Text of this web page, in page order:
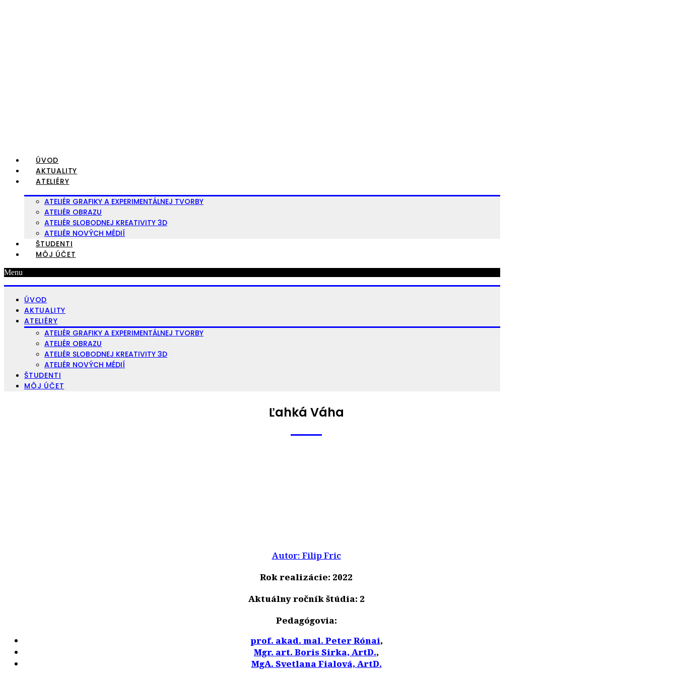
ÚVOD
AKTUALITY
ATELIÉRY
ATELIÉR GRAFIKY A EXPERIMENTÁLNEJ TVORBY
ATELIÉR OBRAZU
ATELIÉR SLOBODNEJ KREATIVITY 3D
ATELIÉR NOVÝCH MÉDIÍ
ŠTUDENTI
MÔJ ÚČET
Menu
ÚVOD
AKTUALITY
ATELIÉRY
ATELIÉR GRAFIKY A EXPERIMENTÁLNEJ TVORBY
ATELIÉR OBRAZU
ATELIÉR SLOBODNEJ KREATIVITY 3D
ATELIÉR NOVÝCH MÉDIÍ
ŠTUDENTI
MÔJ ÚČET
Ľahká Váha
Autor: Filip Fric
Rok realizácie: 2022
Aktuálny ročník štúdia: 2
Pedagógovia:
prof. akad. mal. Peter Rónai,
Mgr. art. Boris Sirka, ArtD.,
MgA. Svetlana Fialová, ArtD.